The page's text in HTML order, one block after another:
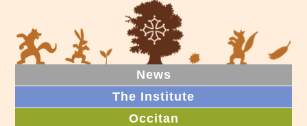
News
The Institute
Occitan